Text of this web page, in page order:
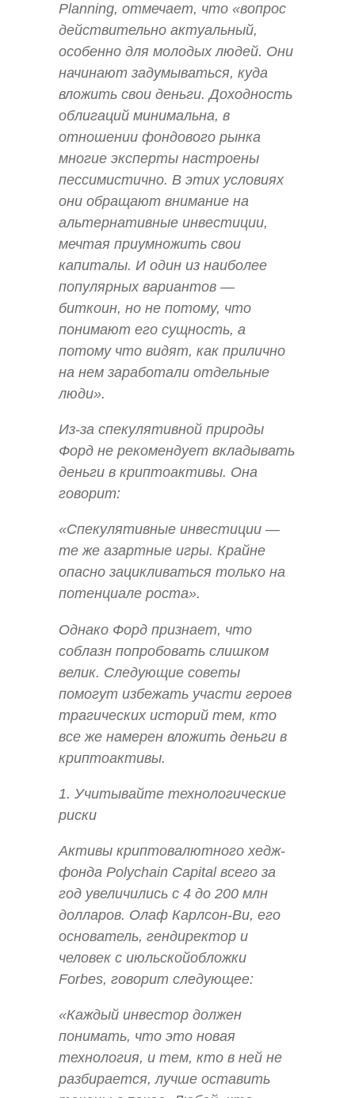
Planning, отмечает, что «вопрос
действительно актуальный,
особенно для молодых людей. Они
начинают задумываться, куда
вложить свои деньги. Доходность
облигаций минимальна, в
отношении фондового рынка
многие эксперты настроены
пессимистично. В этих условиях
они обращают внимание на
альтернативные инвестиции,
мечтая приумножить свои
капиталы. И один из наиболее
популярных вариантов —
биткоин, но не потому, что
понимают его сущность, а
потому что видят, как прилично
на нем заработали отдельные
люди».
Из-за спекулятивной природы
Форд не рекомендует вкладывать
деньги в криптоактивы. Она
говорит:
«Спекулятивные инвестиции —
те же азартные игры. Крайне
опасно зацикливаться только на
потенциале роста».
Однако Форд признает, что
соблазн попробовать слишком
велик. Следующие советы
помогут избежать участи героев
трагических историй тем, кто
все же намерен вложить деньги в
криптоактивы.
1. Учитывайте технологические
риски
Активы криптовалютного хедж-
фонда Polychain Capital всего за
год увеличились с 4 до 200 млн
долларов. Олаф Карлсон-Ви, его
основатель, гендиректор и
человек с июльскойобложки
Forbes, говорит следующее:
«Каждый инвестор должен
понимать, что это новая
технология, и тем, кто в ней не
разбирается, лучше оставить